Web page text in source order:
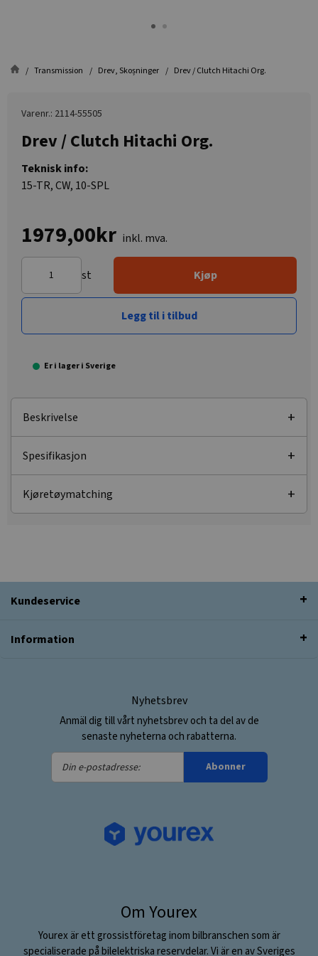
Transmission Drev, Skoșninger Drev / Clutch Hitachi Org.
Varenr.: 2114-55505
Drev / Clutch Hitachi Org.
Teknisk info:
15-TR, CW, 10-SPL
1979,00kr inkl. mva.
st Kjøp
Legg til i tilbud
Er i lager i Sverige
Beskrivelse
Spesifikasjon
Kjøretøymatching
Kundeservice
Information
Nyhetsbrev
Anmäl dig till vårt nyhetsbrev och ta del av de
senaste nyheterna och rabatterna.
Din
e-
Abonner
Om Yourex
Yourex är ett grossistföretag inom bilbranschen som är
specialiserade på bilelektriska reservdelar. Vi är en av Sveriges